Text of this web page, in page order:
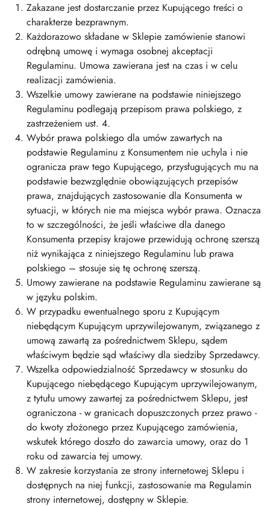
Zakazane jest dostarczanie przez Kupującego treści o
charakterze bezprawnym.
Każdorazowo składane w Sklepie zamówienie stanowi
odrębną umowę i wymaga osobnej akceptacji
Regulaminu. Umowa zawierana jest na czas i w celu
realizacji zamówienia.
Wszelkie umowy zawierane na podstawie niniejszego
Regulaminu podlegają przepisom prawa polskiego, z
zastrzeżeniem ust. 4.
Wybór prawa polskiego dla umów zawartych na
podstawie Regulaminu z Konsumentem nie uchyla i nie
ogranicza praw tego Kupującego, przysługujących mu na
podstawie bezwzględnie obowiązujących przepisów
prawa, znajdujących zastosowanie dla Konsumenta w
sytuacji, w których nie ma miejsca wybór prawa. Oznacza
to w szczególności, że jeśli właściwe dla danego
Konsumenta przepisy krajowe przewidują ochronę szerszą
niż wynikająca z niniejszego Regulaminu lub prawa
polskiego – stosuje się tę ochronę szerszą.
Umowy zawierane na podstawie Regulaminu zawierane są
w języku polskim.
W przypadku ewentualnego sporu z Kupującym
niebędącym Kupującym uprzywilejowanym, związanego z
umową zawartą za pośrednictwem Sklepu, sądem
właściwym będzie sąd właściwy dla siedziby Sprzedawcy.
Wszelka odpowiedzialność Sprzedawcy w stosunku do
Kupującego niebędącego Kupującym uprzywilejowanym,
z tytułu umowy zawartej za pośrednictwem Sklepu, jest
ograniczona - w granicach dopuszczonych przez prawo -
do kwoty złożonego przez Kupującego zamówienia,
wskutek którego doszło do zawarcia umowy, oraz do 1
roku od zawarcia tej umowy.
W zakresie korzystania ze strony internetowej Sklepu i
dostępnych na niej funkcji, zastosowanie ma Regulamin
strony internetowej, dostępny w Sklepie.